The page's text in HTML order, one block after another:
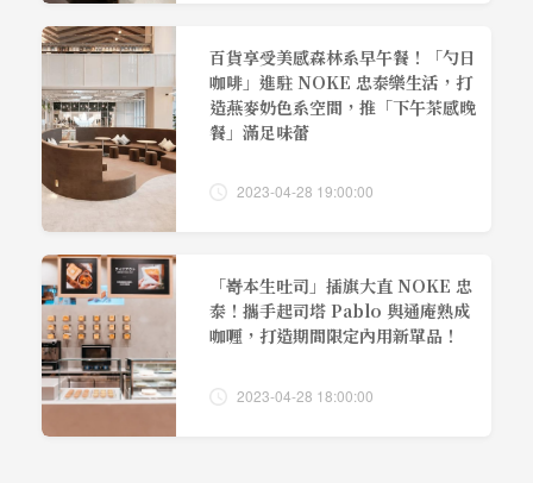
百貨享受美感森林系早午餐！「勺日
咖啡」進駐 NOKE 忠泰樂生活，打
造燕麥奶色系空間，推「下午茶感晚
餐」滿足味蕾
2023-04-28 19:00:00
「嵜本生吐司」插旗大直 NOKE 忠
泰！攜手起司塔 Pablo 與通庵熟成
咖喱，打造期間限定內用新單品！
2023-04-28 18:00:00